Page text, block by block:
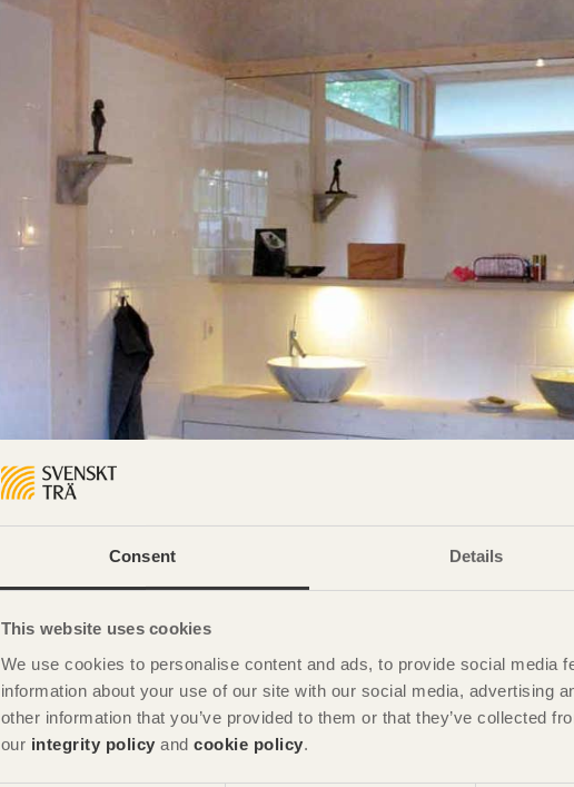
Consent Details
This website uses cookies
We use cookies to personalise content and ads, to provide social media
information about your use of our site with our social media, advertising
other information that you’ve provided to them or that they’ve collected
our integrity policy and cookie policy.